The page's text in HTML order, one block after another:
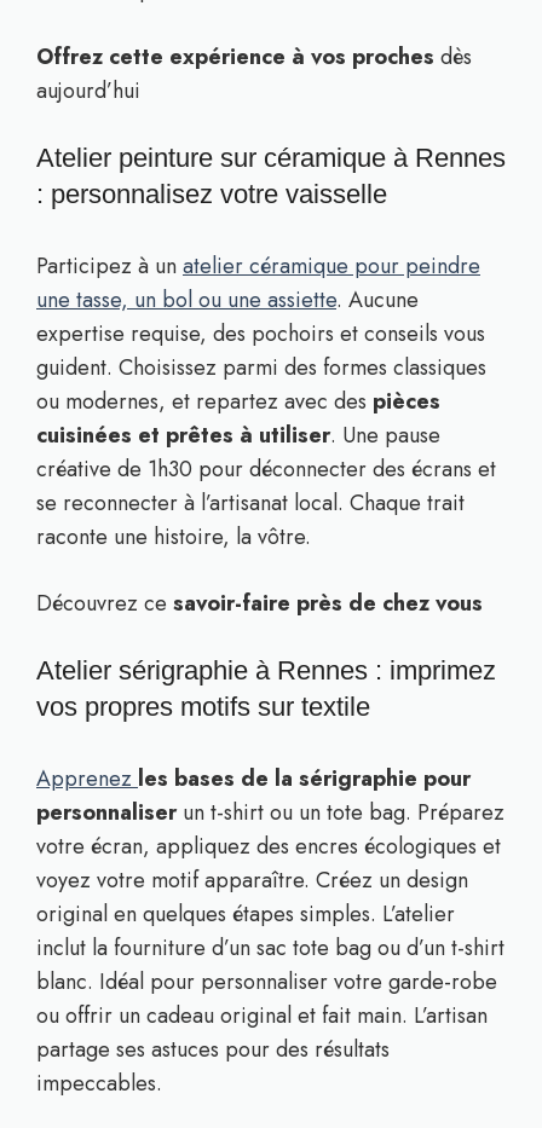
Offrez cette expérience à vos proches dès
aujourd’hui
Atelier peinture sur céramique à Rennes
: personnalisez votre vaisselle
Participez à unatelier céramique pour peindre
une tasse, un bol ou une assiette. Aucune
expertise requise, des pochoirs et conseils vous
guident. Choisissez parmi des formes classiques
ou modernes, et repartez avec des pièces
cuisinées et prêtes à utiliser. Une pause
créative de 1h30 pour déconnecter des écrans et
se reconnecter à l’artisanat local. Chaque trait
raconte une histoire, la vôtre.
Découvrez ce savoir-faire près de chez vous
Atelier sérigraphie à Rennes : imprimez
vos propres motifs sur textile
Apprenez les bases de la sérigraphie pour
personnaliserun t-shirt ou un tote bag. Préparez
votre écran, appliquez des encres écologiques et
voyez votre motif apparaître. Créez un design
original en quelques étapes simples. L’atelier
inclut la fourniture d’un sac tote bag ou d’un t-shirt
blanc. Idéal pour personnaliser votre garde-robe
ou offrir un cadeau original et fait main. L’artisan
partage ses astuces pour des résultats
impeccables.